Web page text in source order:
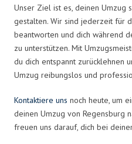
Unser Ziel ist es, deinen Umzug
gestalten. Wir sind jederzeit für
beantworten und dich während
zu unterstützen. Mit
du dich entspannt zurücklehnen
Umzug reibungslos und
Kontaktiere uns noch heute, um
deinen Umzug von Regensburg
freuen uns darauf, dich bei